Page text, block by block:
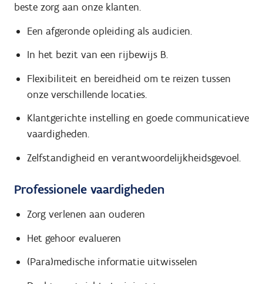
beste zorg aan onze klanten.
Een afgeronde opleiding als audicien.
In het bezit van een rijbewijs B.
Flexibiliteit en bereidheid om te reizen tussen
onze verschillende locaties.
Klantgerichte instelling en goede communicatieve
vaardigheden.
Zelfstandigheid en verantwoordelijkheidsgevoel.
Professionele vaardigheden
Zorg verlenen aan ouderen
Het gehoor evalueren
(Para)medische informatie uitwisselen